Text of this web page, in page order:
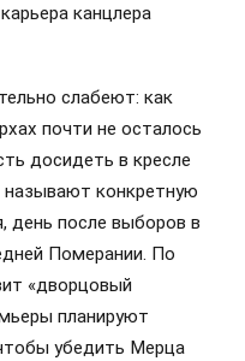
канцлера
слабеют: как
почти не осталось
досидеть в кресле
конкретную
день после выборов в
Померании. По
«дворцовый
планируют
убедить Мерца